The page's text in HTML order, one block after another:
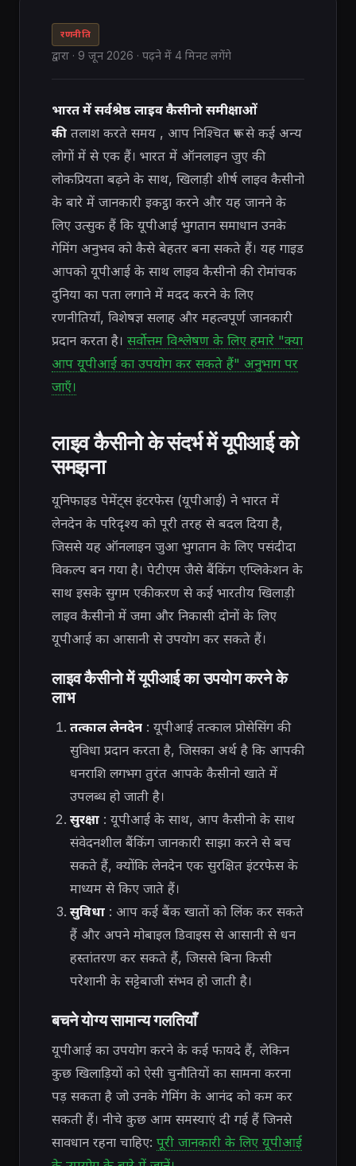
रणनीति
द्वारा · 9 जून 2026 · पढ़ने में 4 मिनट लगेंगे
भारत में सर्वश्रेष्ठ लाइव कैसीनो समीक्षाओं
की तलाश करते समय , आप निश्चित रूप से कई अन्य
लोगों में से एक हैं। भारत में ऑनलाइन जुए की
लोकप्रियता बढ़ने के साथ, खिलाड़ी शीर्ष लाइव कैसीनो
के बारे में जानकारी इकट्ठा करने और यह जानने के
लिए उत्सुक हैं कि यूपीआई भुगतान समाधान उनके
गेमिंग अनुभव को कैसे बेहतर बना सकते हैं। यह गाइड
आपको यूपीआई के साथ लाइव कैसीनो की रोमांचक
दुनिया का पता लगाने में मदद करने के लिए
रणनीतियाँ, विशेषज्ञ सलाह और महत्वपूर्ण जानकारी
प्रदान करता है। सर्वोत्तम विश्लेषण के लिए हमारे "क्या
आप यूपीआई का उपयोग कर सकते हैं" अनुभाग पर
जाएँ।
लाइव कैसीनो के संदर्भ में यूपीआई को
समझना
यूनिफाइड पेमेंट्स इंटरफेस (यूपीआई) ने भारत में
लेनदेन के परिदृश्य को पूरी तरह से बदल दिया है,
जिससे यह ऑनलाइन जुआ भुगतान के लिए पसंदीदा
विकल्प बन गया है। पेटीएम जैसे बैंकिंग एप्लिकेशन के
साथ इसके सुगम एकीकरण से कई भारतीय खिलाड़ी
लाइव कैसीनो में जमा और निकासी दोनों के लिए
यूपीआई का आसानी से उपयोग कर सकते हैं।
लाइव कैसीनो में यूपीआई का उपयोग करने के
लाभ
तत्काल लेनदेन: यूपीआई तत्काल प्रोसेसिंग की
सुविधा प्रदान करता है, जिसका अर्थ है कि आपकी
धनराशि लगभग तुरंत आपके कैसीनो खाते में
उपलब्ध हो जाती है।
सुरक्षा: यूपीआई के साथ, आप कैसीनो के साथ
संवेदनशील बैंकिंग जानकारी साझा करने से बच
सकते हैं, क्योंकि लेनदेन एक सुरक्षित इंटरफेस के
माध्यम से किए जाते हैं।
सुविधा: आप कई बैंक खातों को लिंक कर सकते
हैं और अपने मोबाइल डिवाइस से आसानी से धन
हस्तांतरण कर सकते हैं, जिससे बिना किसी
परेशानी के सट्टेबाजी संभव हो जाती है।
बचने योग्य सामान्य गलतियाँ
यूपीआई का उपयोग करने के कई फायदे हैं, लेकिन
कुछ खिलाड़ियों को ऐसी चुनौतियों का सामना करना
पड़ सकता है जो उनके गेमिंग के आनंद को कम कर
सकती हैं। नीचे कुछ आम समस्याएं दी गई हैं जिनसे
सावधान रहना चाहिए: पूरी जानकारी के लिए यूपीआई